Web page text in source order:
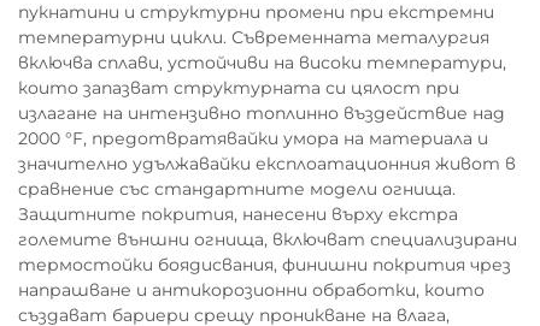
пукнатини и структурни промени при екстремни
температурни цикли. Съвременната металургия
включва сплави, устойчиви на високи температури,
които запазват структурната си цялост при
излагане на интензивно топлинно въздействие над
2000 °F, предотвратявайки умора на материала и
значително удължавайки експлоатационния живот в
сравнение със стандартните модели огнища.
Защитните покрития, нанесени върху екстра
големите външни огнища, включват специализирани
термостойки боядисвания, финишни покрития чрез
напрашване и антикорозионни обработки, които
създават бариери срещу проникване на влага,